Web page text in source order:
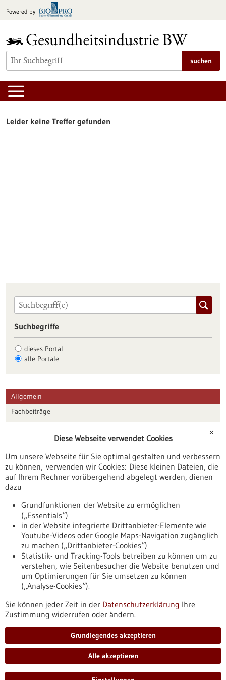
Inhalt
Powered by
suchen
Leider keine Treffer gefunden
Suchbegriffe
dieses Portal
alle Portale
Allgemein
Fachbeiträge
Veranstaltungen
Erscheinungsdatum
Nach oben
Informiert bleiben
Newsletter abonnieren
✕
Diese Webseite verwendet Cookies
Um unsere Webseite für Sie optimal gestalten und verbessern
zu können, verwenden wir Cookies: Diese kleinen Dateien, die
auf Ihrem Rechner vorübergehend abgelegt werden, dienen
dazu
Grundfunktionen der Website zu ermöglichen
(„Essentials“)
in der Website integrierte Drittanbieter-Elemente wie
Youtube-Videos oder Google Maps-Navigation zugänglich
zu machen („Drittanbieter-Cookies“)
Statistik- und Tracking-Tools betreiben zu können um zu
verstehen, wie Seitenbesucher die Website benutzen und
um Optimierungen für Sie umsetzen zu können
(„Analyse-Cookies“).
Sie können jeder Zeit in der Datenschutzerklärung Ihre
Zustimmung widerrufen oder ändern.
Grundlegendes akzeptieren
Alle akzeptieren